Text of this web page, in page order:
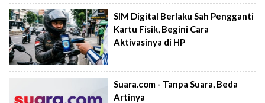
SIM Digital Berlaku Sah Pengganti
Kartu Fisik, Begini Cara
Aktivasinya di HP
Suara.com - Tanpa Suara, Beda
Artinya